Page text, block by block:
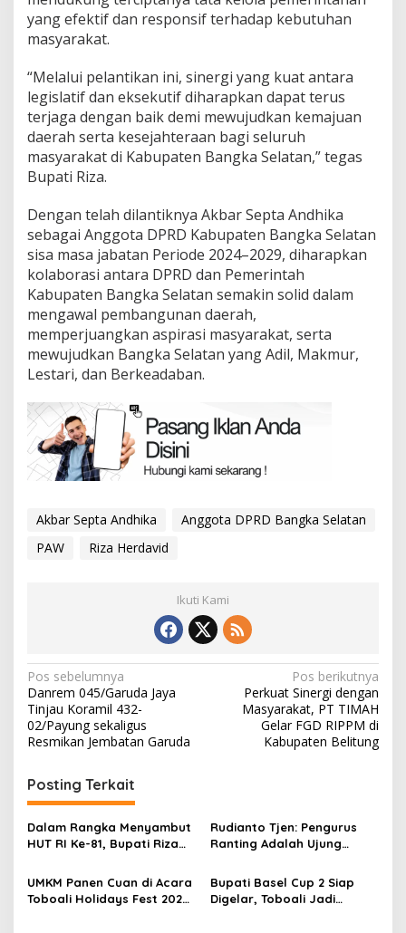
yang efektif dan responsif terhadap kebutuhan
masyarakat.
“Melalui pelantikan ini, sinergi yang kuat antara
legislatif dan eksekutif diharapkan dapat terus
terjaga dengan baik demi mewujudkan kemajuan
daerah serta kesejahteraan bagi seluruh
masyarakat di Kabupaten Bangka Selatan,” tegas
Bupati Riza.
Dengan telah dilantiknya Akbar Septa Andhika
sebagai Anggota DPRD Kabupaten Bangka Selatan
sisa masa jabatan Periode 2024–2029, diharapkan
kolaborasi antara DPRD dan Pemerintah
Kabupaten Bangka Selatan semakin solid dalam
mengawal pembangunan daerah,
memperjuangkan aspirasi masyarakat, serta
mewujudkan Bangka Selatan yang Adil, Makmur,
Lestari, dan Berkeadaban.
Akbar Septa Andhika
Anggota DPRD Bangka Selatan
PAW
Riza Herdavid
Ikuti Kami
Navigasi
pos
Pos sebelumnya
Danrem 045/Garuda Jaya
Tinjau Koramil 432-
02/Payung sekaligus
Resmikan Jembatan Garuda
Pos berikutnya
Perkuat Sinergi dengan
Masyarakat, PT TIMAH
Gelar FGD RIPPM di
Kabupaten Belitung
Posting Terkait
Dalam Rangka Menyambut
HUT RI Ke-81, Bupati Riza
Manfaatkan Program
Pemutihan Pajak
Kendaraan Bermotor
Rudianto Tjen: Pengurus
Ranting Adalah Ujung
Mendengar Suara Rakyat
UMKM Panen Cuan di Acara
Toboali Holidays Fest 2026,
Bupati Basel Cup 2 Siap
Digelar, Toboali Jadi